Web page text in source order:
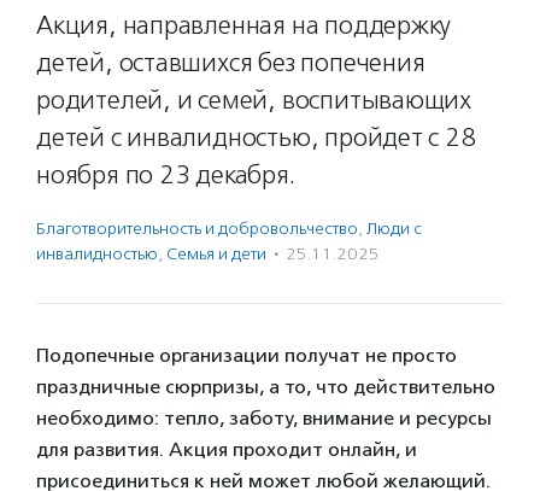
Акция, направленная на поддержку
детей, оставшихся без попечения
родителей, и семей, воспитывающих
детей с инвалидностью, пройдет с 28
ноября по 23 декабря.
Благотвори­тель­ность и доброволь­чест­во, Люди с
инвалидностью, Семья и дети · 25.11.2025
Подопечные организации получат не просто
праздничные сюрпризы, а то, что действительно
необходимо: тепло, заботу, внимание и ресурсы
для развития. Акция проходит онлайн, и
присоединиться к ней может любой желающий.